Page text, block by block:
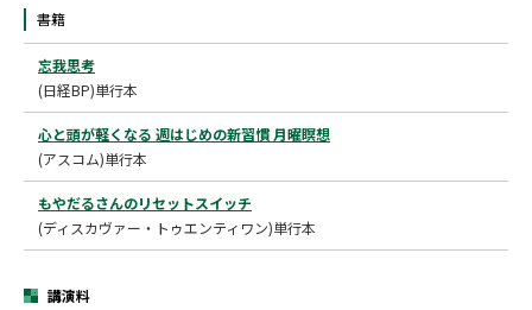
書籍
忘我思考
(日経BP)単行本
心と頭が軽くなる 週はじめの新習慣 月曜瞑想
(アスコム)単行本
もやだるさんのリセットスイッチ
(ディスカヴァー・トゥエンティワン)単行本
講演料